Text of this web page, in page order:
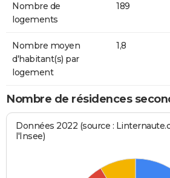
Nombre de
logements
189
Nombre moyen
d'habitant(s) par
logement
1,8
Nombre de résidences
Données 2022 (source :
l'Insee)